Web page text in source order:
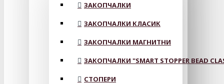
ЗАКОПЧАЛКИ
ЗАКОПЧАЛКИ КЛАСИК
ЗАКОПЧАЛКИ МАГНИТНИ
ЗАКОПЧАЛКИ "SMART STOPPER BEAD
СТОПЕРИ